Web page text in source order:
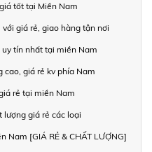
tốt tại Miền Nam
giá rẻ, giao hàng tận nơi
tín nhất tại miền Nam
cao, giá rẻ kv phía Nam
rẻ tại miền Nam
lượng giá rẻ các loại
Nam [GIÁ RẺ & CHẤT LƯỢNG]